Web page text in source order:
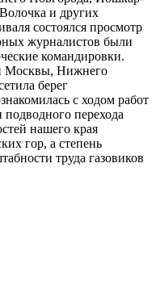
и других
состоялся просмотр
журналистов были
командировки.
Москвы, Нижнего
берег
с ходом работ
перехода
нашего края
гор, а степень
труда газовиков